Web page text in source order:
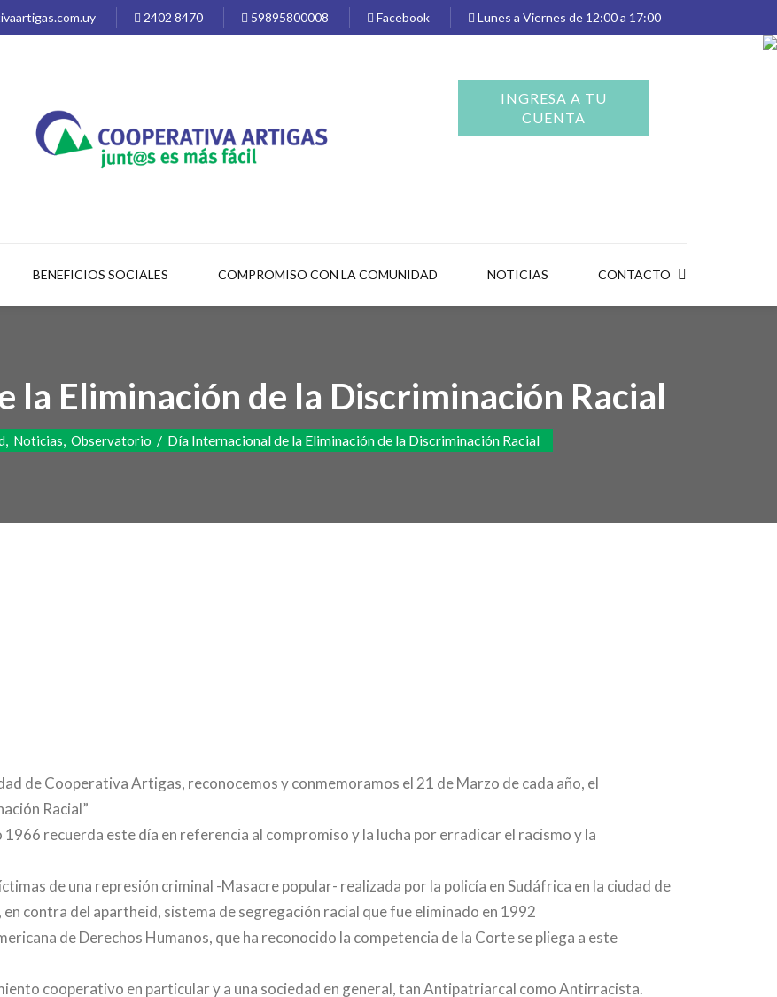
2402 8470 59895800008 Facebook Lunes a Viernes de 12:00 a 17:00
INGRESA A TU
CUENTA
BENEFICIOS SOCIALES COMPROMISO CON LA COMUNIDAD NOTICIAS CONTACTO
la Eliminación de la Discriminación Racial
, Noticias, Observatorio / Día Internacional de la Eliminación de la Discriminación Racial
de Cooperativa Artigas, reconocemos y conmemoramos el 21 de Marzo de cada año, el
Racial”
1966 recuerda este día en referencia al compromiso y la lucha por erradicar el racismo y la
de una represión criminal -Masacre popular- realizada por la policía en Sudáfrica en la ciudad de
contra del apartheid, sistema de segregación racial que fue eliminado en 1992
de Derechos Humanos, que ha reconocido la competencia de la Corte se pliega a este
cooperativo en particular y a una sociedad en general, tan Antipatriarcal como Antirracista.